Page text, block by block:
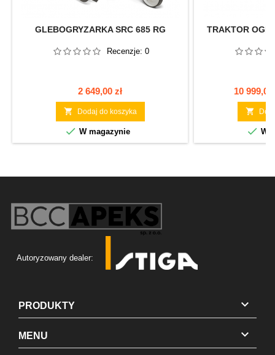
GLEBOGRYZARKA SRC 685 RG
Recenzje: 0
Cena
2 649,00 zł
 Dodaj do koszyka
 W magazynie
TRAKTOR
Cena
10 999,00

 W
Autoryzowany dealer:
PRODUKTY 
MENU 